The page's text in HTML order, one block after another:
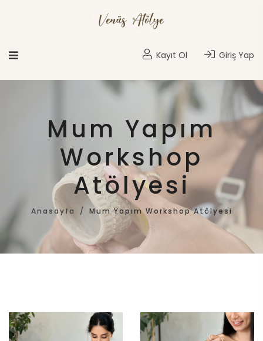
Kayıt Ol Giriş Yap
Mum Yapım
Workshop
Atölyesi
Anasayfa Mum Yapım Workshop Atölyesi